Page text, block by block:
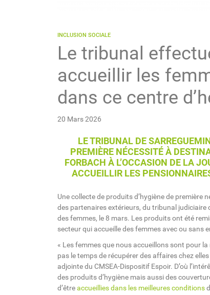
INCLUSION SOCIALE
Le tribunal
accueillir les
dans ce centre
20 Mars 2026
LE TRIBUNAL DE
PREMIÈRE NÉCESSITÉ À
FORBACH À L’OCCASION DE LA
ACCUEILLIR LES
Une collecte de produits d’hygiène de
des partenaires extérieurs, du tribunal judiciaire
des femmes, le 8 mars. Les produits ont été
secteur qui accueille des femmes avec ou sans
« Les femmes que nous accueillons sont pour
pas le temps de récupérer des affaires chez
adjointe du CMSEA-Dispositif Espoir. D’où
des produits d’hygiène mais aussi des
d’êtreaccueillies dans les meilleures conditions